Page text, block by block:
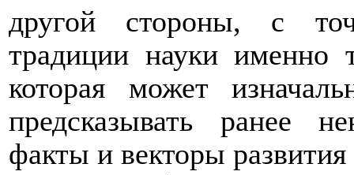
другой стороны, с
традиции науки именно
которая может
предсказывать ранее
факты и векторы развития